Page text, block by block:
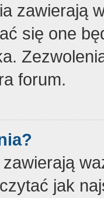
zawierają
się one
forum.
zawierają
jak